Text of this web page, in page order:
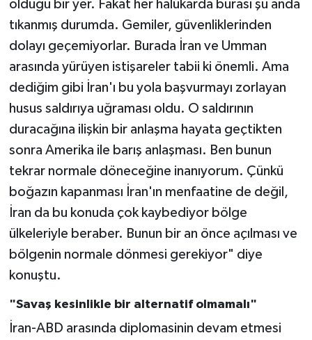
olduğu bir yer. Fakat her halükarda burası şu anda
tıkanmış durumda. Gemiler, güvenliklerinden
dolayı geçemiyorlar. Burada İran ve Umman
arasında yürüyen istişareler tabii ki önemli. Ama
dediğim gibi İran'ı bu yola başvurmayı zorlayan
husus saldırıya uğraması oldu. O saldırının
duracağına ilişkin bir anlaşma hayata geçtikten
sonra Amerika ile barış anlaşması. Ben bunun
tekrar normale döneceğine inanıyorum. Çünkü
boğazın kapanması İran'ın menfaatine de değil,
İran da bu konuda çok kaybediyor bölge
ülkeleriyle beraber. Bunun bir an önce açılması ve
bölgenin normale dönmesi gerekiyor" diye
konuştu.
"Savaş kesinlikle bir alternatif olmamalı"
İran-ABD arasında diplomasinin devam etmesi